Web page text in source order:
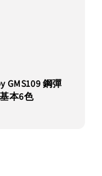
GMS109 鋼彈
本6色